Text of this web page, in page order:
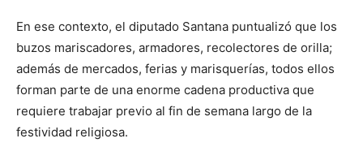
En ese contexto, el diputado Santana puntualizó que los
buzos mariscadores, armadores, recolectores de orilla;
además de mercados, ferias y marisquerías, todos ellos
forman parte de una enorme cadena productiva que
requiere trabajar previo al fin de semana largo de la
festividad religiosa.